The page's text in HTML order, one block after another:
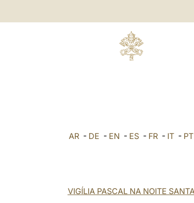
AR - DE - EN - ES - FR - IT - PT
VIGÍLIA PASCAL NA NOITE